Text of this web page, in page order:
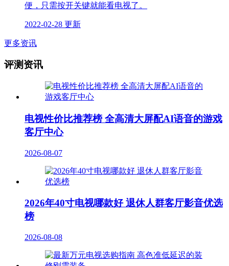
便，只需按开关键就能看电视了。
2022-02-28 更新
更多资讯
评测资讯
电视性价比推荐榜 全高清大屏配AI语音的游戏
客厅中心
2026-08-07
2026年40寸电视哪款好 退休人群客厅影音优选
榜
2026-08-08